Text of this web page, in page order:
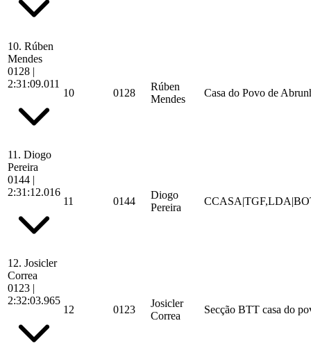
10. Rúben
Mendes
0128 |
2:31:09.011
10 0128
Rúben
Mendes
Casa do Povo de
11. Diogo
Pereira
0144 |
2:31:12.016
11 0144
Diogo
Pereira
12. Josicler
Correa
0123 |
2:32:03.965
12 0123
Josicler
Correa
Secção BTT casa do